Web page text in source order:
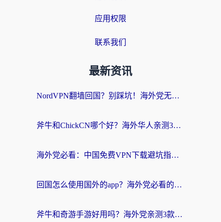
应用权限
联系我们
最新资讯
NordVPN翻墙回国？别踩坑！海外党无缝访问国内资源的真实指南
斧牛和ChickCN哪个好？海外华人亲测3款回国加速器+免费试用攻略
海外党必看：中国免费VPN下载避坑指南 + 无缝访问国内资源的终极方案
回国怎么使用国外的app？海外党必看的无缝访问国内资源全攻略
斧牛和奇游手游好用吗？海外党亲测3款回国加速器，选对才能无缝刷国内资源